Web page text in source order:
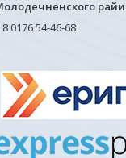
0176 54-46-68